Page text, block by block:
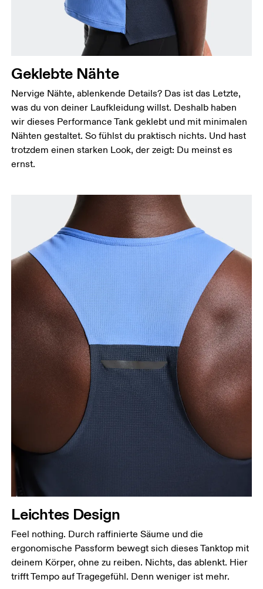
Geklebte Nähte
Nervige Nähte, ablenkende Details? Das ist das Letzte,
was du von deiner Laufkleidung willst. Deshalb haben
wir dieses Performance Tank geklebt und mit minimalen
Nähten gestaltet. So fühlst du praktisch nichts. Und hast
trotzdem einen starken Look, der zeigt: Du meinst es
ernst.
Leichtes Design
Feel nothing. Durch raffinierte Säume und die
ergonomische Passform bewegt sich dieses Tanktop mit
deinem Körper, ohne zu reiben. Nichts, das ablenkt. Hier
trifft Tempo auf Tragegefühl. Denn weniger ist mehr.